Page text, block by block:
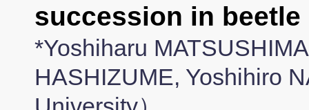
succession in
*Yoshiharu
HASHIZUME, Yoshihiro